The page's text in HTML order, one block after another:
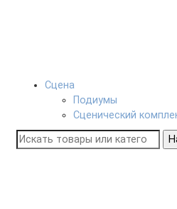
Сцена
Подиумы
Сценический